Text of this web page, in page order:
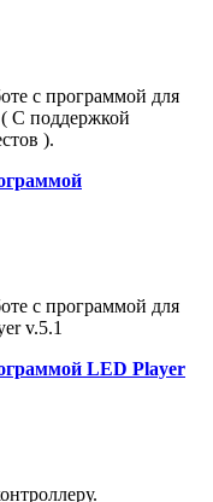
с программой для
С поддержкой
).
с программой для
v.5.1
LED Player